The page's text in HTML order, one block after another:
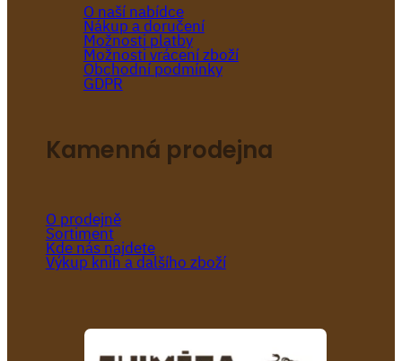
O naší nabídce
Nákup a doručení
Možnosti platby
Možnosti vrácení zboží
Obchodní podmínky
GDPR
Kamenná prodejna
O prodejně
Sortiment
Kde nás najdete
Výkup knih a dalšího zboží